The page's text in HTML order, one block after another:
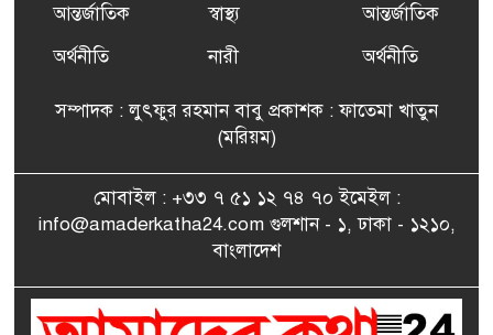
ফ্রান্সে সংবর্ধিত হলেন যুক্তরাজ্য
বিএনপি’র আহ্বায়ক কমিটির
সাংবাদিকতায় কৃতিত্বের পুরস্কার
এমপি মমতাজ আলোকে
জেলা প্রবাসী এসোসিয়েশন’
আন্তর্জাতিক
অর্থনীতি
স্বাস্থ্য
নারী
আন্তর্জাতিক
অর্থনীতি
সম্পাদক : লুৎফুর রহমান বাবু প্রকাশক : ফাতেমা খাতুন
(মরিয়ম)
মোবাইল : +৩৩ ৭ ৫১ ১২ ৭৪ ৭০ ইমেইল :
info@amaderkatha24.com গুলশান - ১, ঢাকা - ১২১০,
বাংলাদেশ